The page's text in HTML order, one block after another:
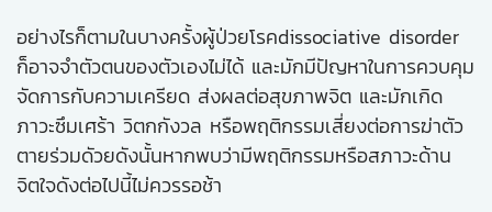
อย่างไรก็ตามในบางครั้งผู้ป่วยโรคdissociative disorder
ก็อาจจำตัวตนของตัวเองไม่ได้ และมักมีปัญหาในการควบคุม
จัดการกับความเครียด ส่งผลต่อสุขภาพจิต และมักเกิด
ภาวะซึมเศร้า วิตกกังวล หรือพฤติกรรมเสี่ยงต่อการฆ่าตัว
ตายร่วมดัวยดังนั้นหากพบว่ามีพฤติกรรมหรือสภาวะด้าน
จิตใจดังต่อไปนี้ไม่ควรรอช้า